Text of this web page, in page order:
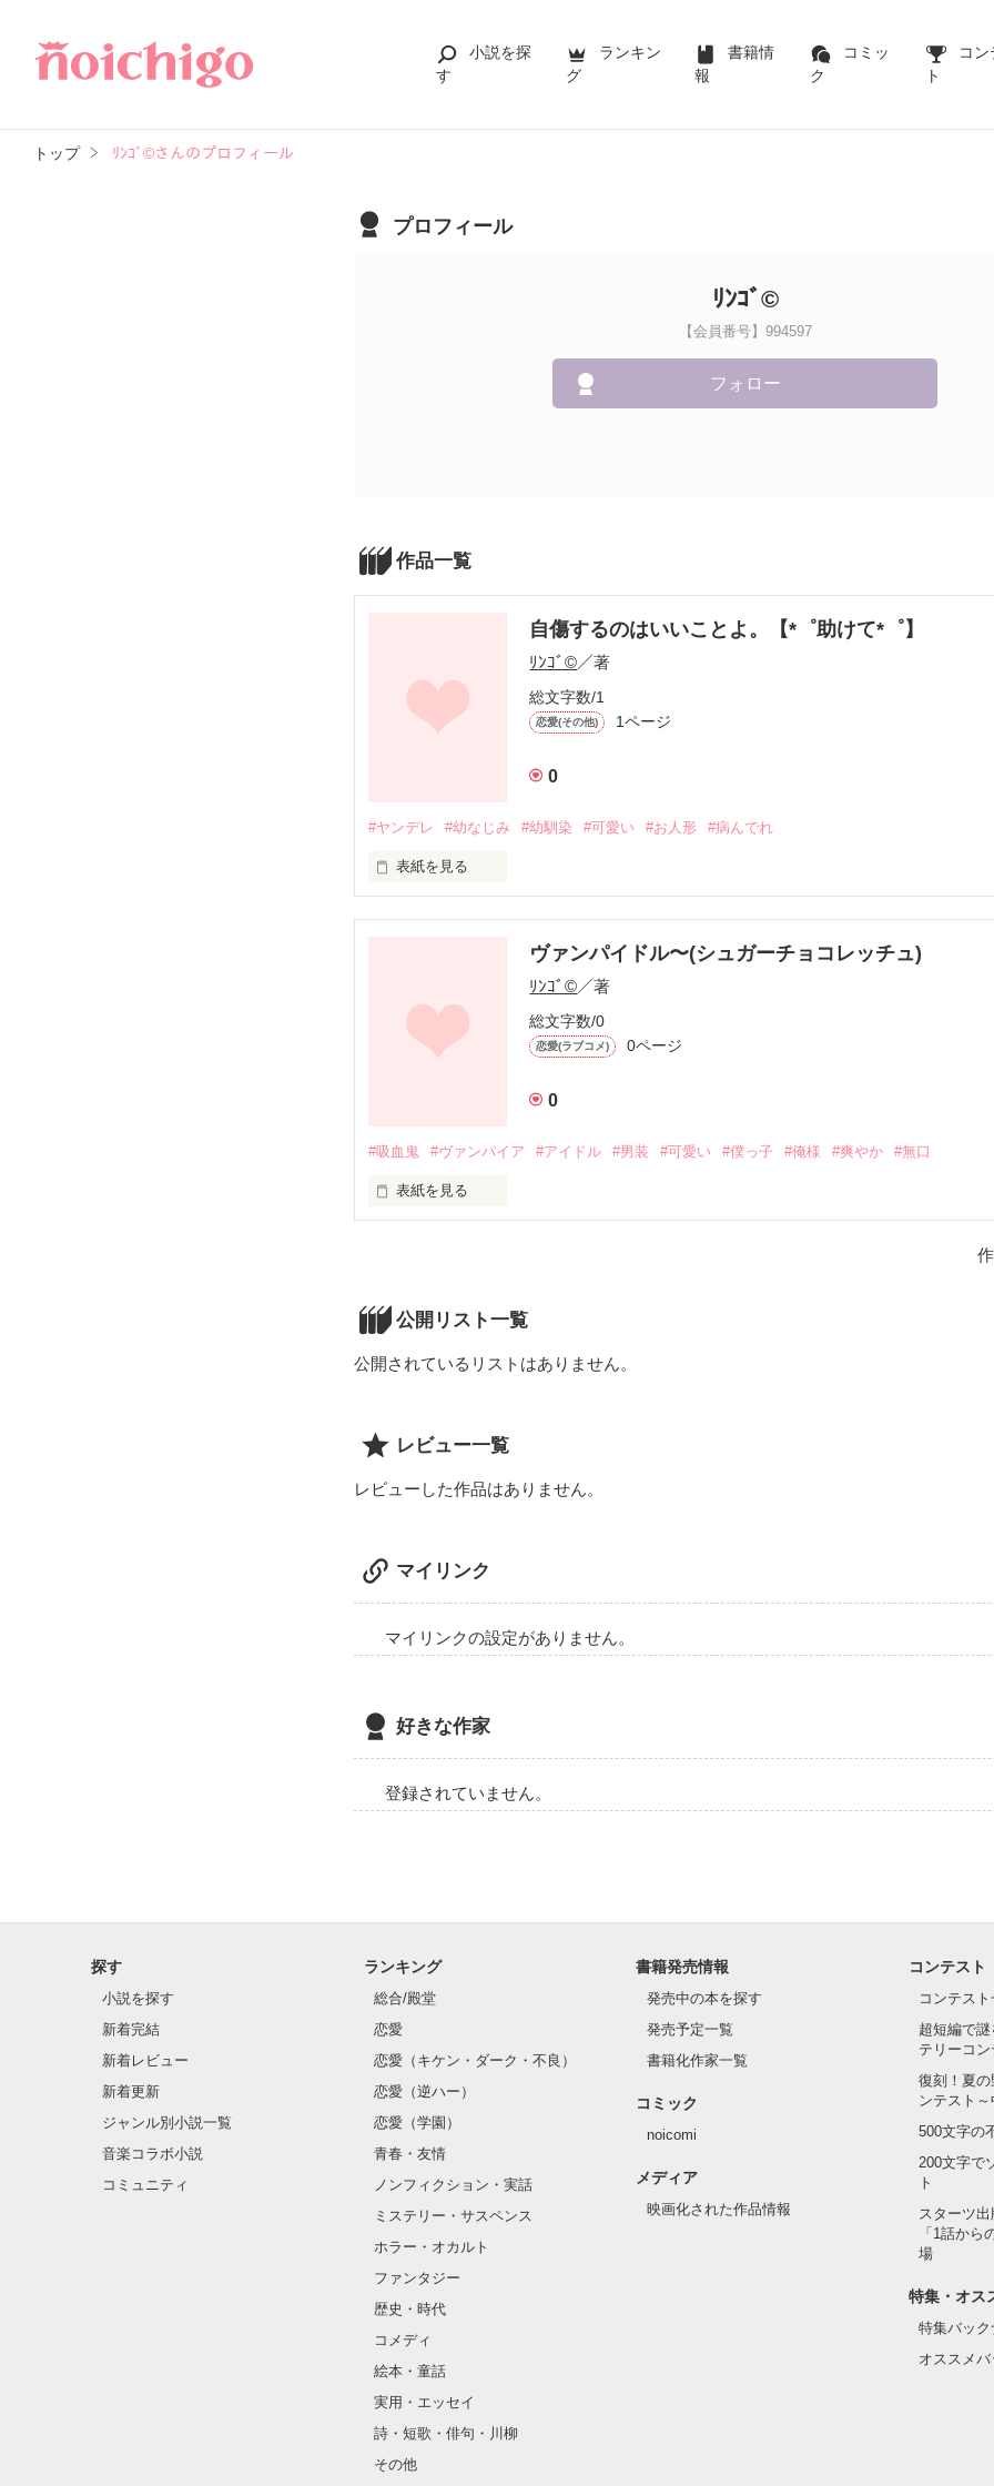
小説を探
す
ランキン
グ
書籍情
報
コミッ
ク
コン
ト
トップ ﾘﾝｺﾞ©さんのプロフィール
プロフィール
ﾘﾝｺﾞ©
【会員番号】994597
フォロー
作品一覧
自傷するのはいいことよ。【*゜助けて*゜】
ﾘﾝｺﾞ©／著
総文字数/1
恋愛(その他) 1ページ
0
#ヤンデレ #幼なじみ #幼馴染 #可愛い #お人形 #病んでれ
表紙を見る
ワタシハ、そう言ったんだ。
【あなたは、そんな子を助けてくれますか？】
ヴァンパイドル〜(シュガーチョコレッチュ)
ﾘﾝｺﾞ©／著
総文字数/0
恋愛(ラブコメ) 0ページ
0
#吸血鬼 #ヴァンパイア #アイドル #男装 #可愛い #僕っ子 #俺様 #爽やか #無口
表紙を見る
高村 瑠羽斗 (たかむら るうと)
爽やかでイケメン。
陽川 琥珀 (ようかわ こはく)
俺様無口系男子
公開リスト一覧
公開されているリストはありません。
レビュー一覧
レビューした作品はありません。
マイリンク
マイリンクの設定がありません。
好きな作家
登録されていません。
探す
小説を探す
新着完結
新着レビュー
新着更新
ジャンル別小説一覧
音楽コラボ小説
コミュニティ
ランキング
総合/殿堂
恋愛
恋愛（キケン・ダーク・不良）
恋愛（逆ハー）
恋愛（学園）
青春・友情
ノンフィクション・実話
ミステリー・サスペンス
ホラー・オカルト
ファンタジー
歴史・時代
コメディ
絵本・童話
実用・エッセイ
詩・短歌・俳句・川柳
その他
書籍発売情報
発売中の本を探す
発売予定一覧
書籍化作家一覧
コミック
noicomi
メディア
映画化された作品情報
コンテスト
コンテスト
超短編で
テリーコン
復刻！夏
ンテスト
500文字の
200文字で
ト
スターツ
「1話から
場
特集・オス
特集バック
オススメ